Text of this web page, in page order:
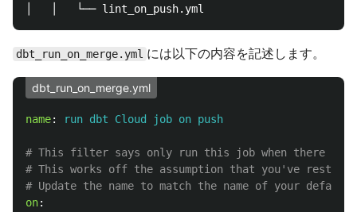
dbt_run_on_merge.yml には以下の内容を記述します。
dbt_run_on_merge.yml
name: run dbt Cloud job on push
# This filter says only run this job when there is a
# This works off the assumption that you've
# Update the name to match the name of your default
on: